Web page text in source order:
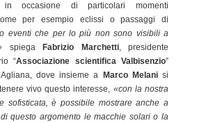
in occasione di particolari momenti
per esempio eclissi o passaggi di
eventi che per lo più non sono visibili a
spiega Fabrizio Marchetti, presidente
“Associazione scientifica Valbisenzio”
dove insieme a
Marco Melanisi
vivo questo interesse, «con la nostra
sofisticata, è possibile mostrare anche a
questo argomento le macchie solari o la